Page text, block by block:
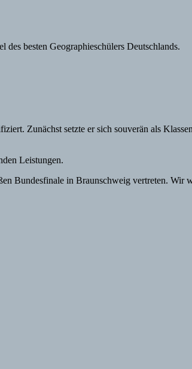
besten Geographieschülers Deutschlands.
Zunächst setzte er sich souverän als
Leistungen.
Bundesfinale in Braunschweig vertreten. Wir